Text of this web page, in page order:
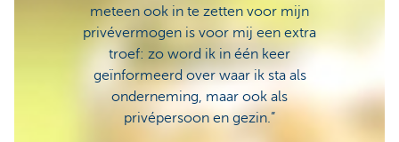
meteen ook in te zetten voor mijn
privévermogen is voor mij een extra
troef: zo word ik in één keer
geïnformeerd over waar ik sta als
onderneming, maar ook als
privépersoon en gezin.”